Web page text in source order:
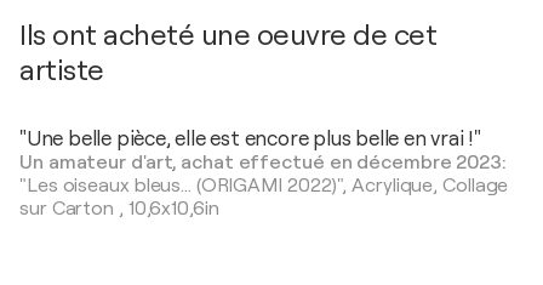
Ils ont acheté une oeuvre de cet
artiste
"Une belle pièce, elle est encore plus belle en vrai !"
Un amateur d'art, achat effectué en décembre 2023:
"Les oiseaux bleus... (ORIGAMI 2022)",Acrylique, Collage
sur Carton , 10,6x10,6in